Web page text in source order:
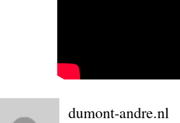
dumont-andre.nl